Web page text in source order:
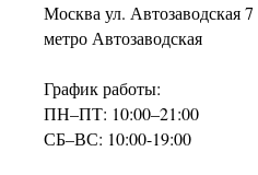
Москва ул. Автозаводская 7
метро Автозаводская
График работы:
ПН–ПТ: 10:00–21:00
СБ–ВС: 10:00-19:00